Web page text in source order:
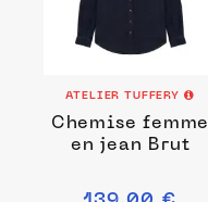
ATELIER TUFFERY
Chemise femme
en jean Brut